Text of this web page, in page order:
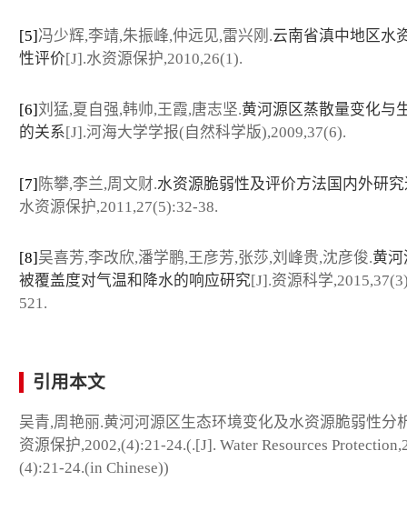
[5]冯少辉,李靖,朱振峰,仲远见,雷兴刚.云南省滇中地区水
性评价[J].水资源保护,2010,26(1).
[6]刘猛,夏自强,韩帅,王霞,唐志坚.黄河源区蒸散量变化与
的关系[J].河海大学学报(自然科学版),2009,37(6).
[7] 陈攀,李兰,周文财.水资源脆弱性及评价方法国内外研
水资源保护,2011,27(5):32-38.
[8] 吴喜芳,李改欣,潘学鹏,王彦芳,张莎,刘峰贵,沈彦俊.黄
被覆盖度对气温和降水的响应研究[J].资源科学
521.
引用本文
吴青,周艳丽.黄河河源区生态环境变化及水资源脆弱性分
资源保护,2002,(4):21-24.(.[J]. Water Resources
(4):21-24.(in Chinese))